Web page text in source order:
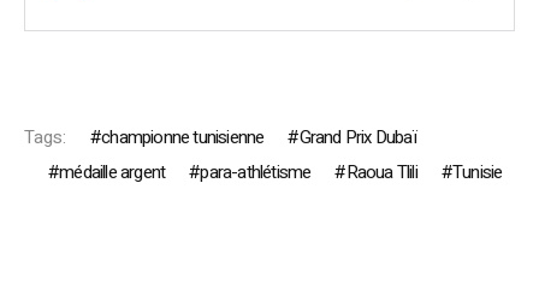
Tags: championne tunisienne
Grand Prix Dubaï
médaille argent
para-athlétisme Raoua Tlili Tunisie